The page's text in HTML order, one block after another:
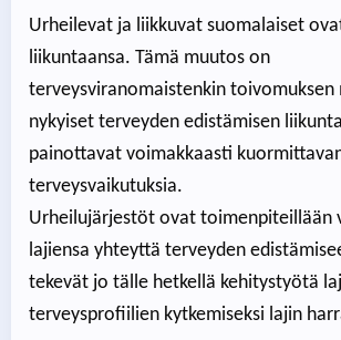
Urheilevat ja liikkuvat suomalaiset
liikuntaansa. Tämä muutos on
terveysviranomaistenkin toivomuksen
nykyiset terveyden edistämisen
painottavat voimakkaasti
terveysvaikutuksia.
Urheilujärjestöt ovat toimenpiteillään
lajiensa yhteyttä terveyden
tekevät jo tälle hetkellä kehitystyötä
terveysprofiilien kytkemiseksi lajin